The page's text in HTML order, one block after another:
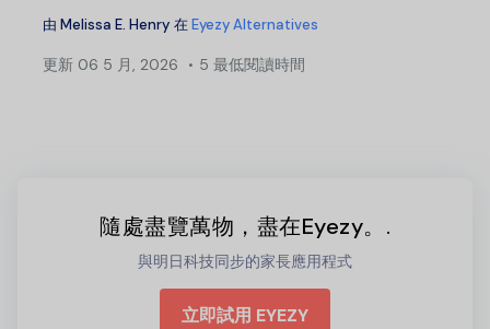
由 Melissa E. Henry 在Eyezy Alternatives
更新 06 5 月, 2026 5 最低閱讀時間
隨處盡覽萬物，盡在Eyezy。.
與明日科技同步的家長應用程式
立即試用 EYEZY